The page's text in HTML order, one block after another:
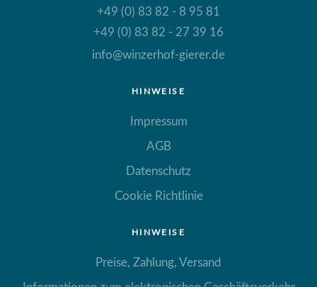
+49 (0) 83 82 - 8 95 81
+49 (0) 83 82 - 27 39 16
info@winzerhof-gierer.de
HINWEISE
Impressum
AGB
Datenschutz
Cookie Richtlinie
HINWEISE
Preise, Zahlung, Versand